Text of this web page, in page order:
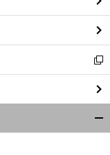
ウ
で
開
く
新
し
い
ウ
ィ
ン